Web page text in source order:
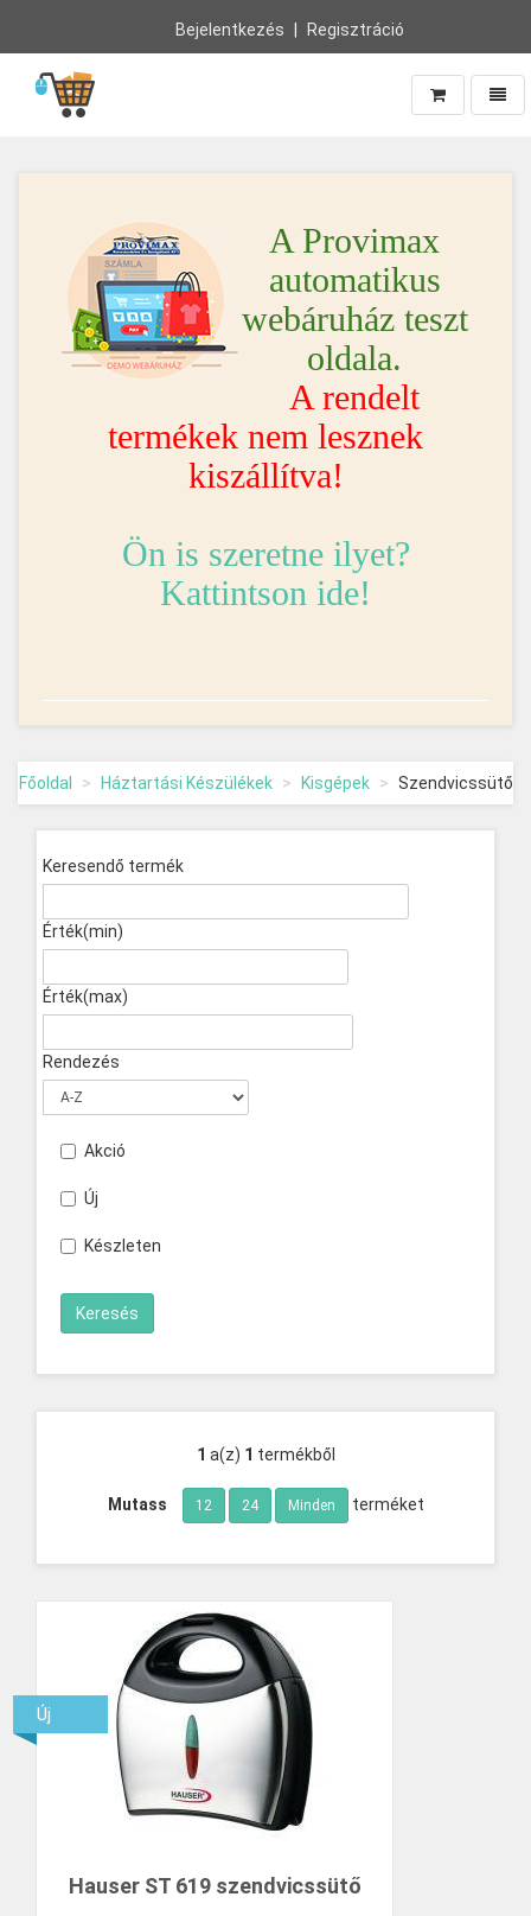
Bejelentkezés Regisztráció
A Provimax
automatikus
webáruház teszt
oldala.
A rendelt
termékek nem lesznek
kiszállítva!
Ön is szeretne ilyet?
Kattintson ide!
Főoldal Háztartási Készülékek Kisgépek Szendvicssütő
Keresendő termék
Érték(min)
Érték(max)
Rendezés
Akció
Új
Készleten
1 a(z) 1 termékből
Mutass 12 24 Minden terméket
Hauser ST 619 szendvicssütő
Új